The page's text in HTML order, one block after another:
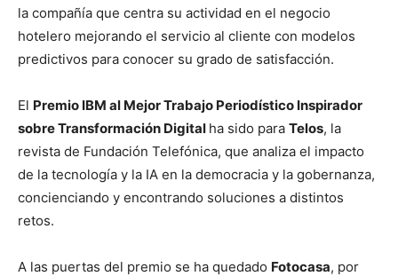
la compañía que centra su actividad en el negocio
hotelero mejorando el servicio al cliente con modelos
predictivos para conocer su grado de satisfacción.
El Premio IBM al Mejor Trabajo Periodístico Inspirador
sobre Transformación Digital ha sido para Telos, la
revista de Fundación Telefónica, que analiza el impacto
de la tecnología y la IA en la democracia y la gobernanza,
concienciando y encontrando soluciones a distintos
retos.
A las puertas del premio se ha quedado Fotocasa, por